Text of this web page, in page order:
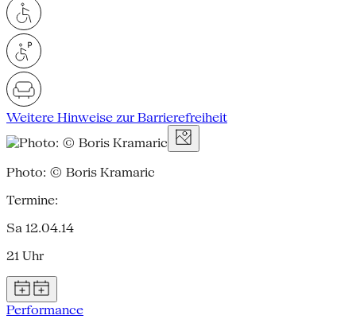
Weitere Hinweise zur Barrierefreiheit
Photo: © Boris Kramaric
Termine:
Sa 12.04.14
21 Uhr
Performance